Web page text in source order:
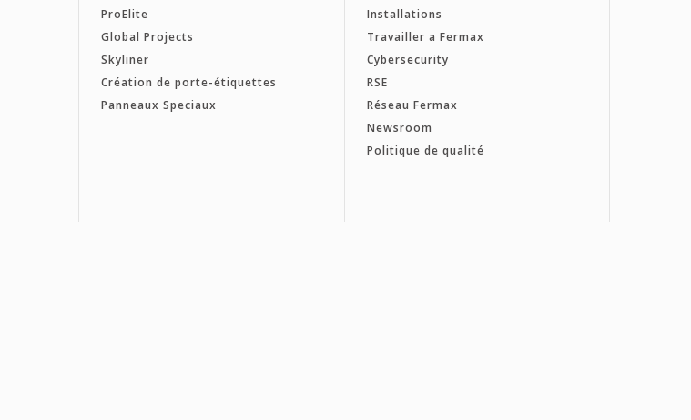
ProElite
Global Projects
Skyliner
Création de porte-étiquettes
Panneaux Speciaux
Installations
Travailler a Fermax
Cybersecurity
RSE
Réseau Fermax
Newsroom
Politique de qualité